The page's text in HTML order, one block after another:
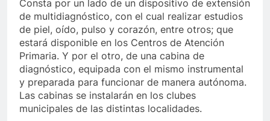
Consta por un lado de un dispositivo de extensión
de multidiagnóstico, con el cual realizar estudios
de piel, oído, pulso y corazón, entre otros; que
estará disponible en los Centros de Atención
Primaria. Y por el otro, de una cabina de
diagnóstico, equipada con el mismo instrumental
y preparada para funcionar de manera autónoma.
Las cabinas se instalarán en los clubes
municipales de las distintas localidades.